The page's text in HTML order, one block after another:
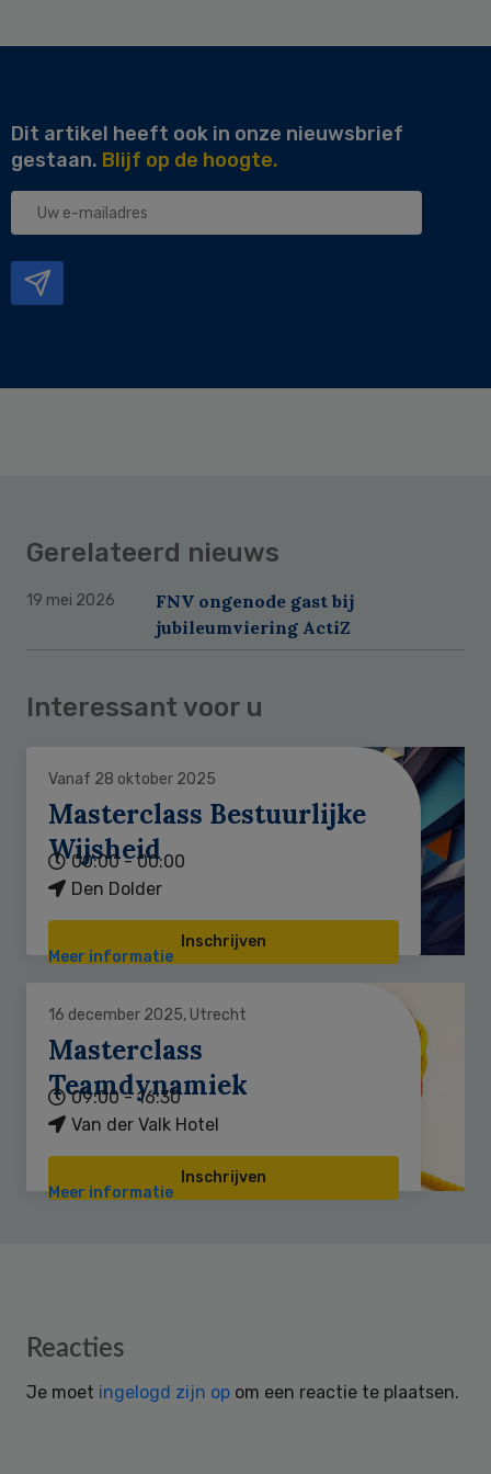
Dit artikel heeft ook in onze nieuwsbrief
gestaan. Blijf op de hoogte.
Uw
Gerelateerd nieuws
19 mei 2026
FNV ongenode gast bij
jubileumviering ActiZ
Interessant voor u
Vanaf 28 oktober 2025
Masterclass Bestuurlijke
Wijsheid
00:00 - 00:00
Den Dolder
Inschrijven
Meer informatie
16 december 2025, Utrecht
Masterclass
Teamdynamiek
09:00 - 16:30
Van der Valk Hotel
Inschrijven
Meer informatie
Reader
Reacties
Je moet ingelogd zijn op om een reactie te plaatsen.